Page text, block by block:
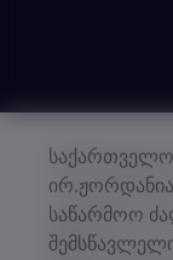
საწარმოო